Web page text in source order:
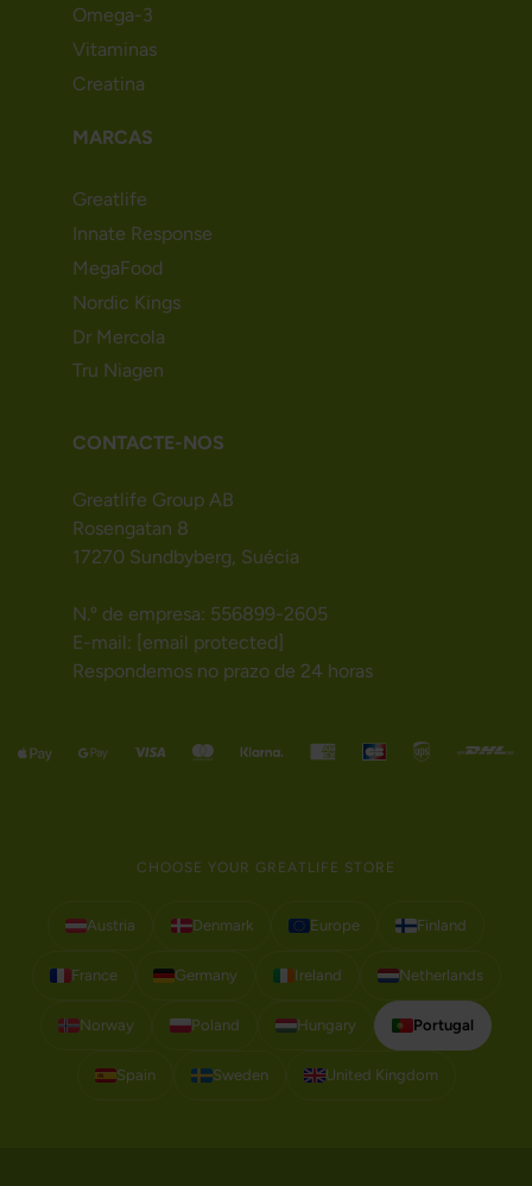
Omega-3
Vitaminas
Creatina
MARCAS
Greatlife
Innate Response
MegaFood
Nordic Kings
Dr Mercola
Tru Niagen
CONTACTE-NOS
Greatlife Group AB
Rosengatan 8
17270 Sundbyberg, Suécia
N.º de empresa: 556899-2605
E-mail: [email protected]
Respondemos no prazo de 24 horas
CHOOSE YOUR GREATLIFE STORE
Austria Denmark Europe Finland
France Germany Ireland Netherlands
Norway Poland Hungary Portugal
Spain Sweden United Kingdom